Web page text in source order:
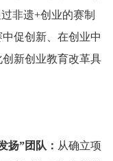
非遗+创业的赛制
促创新、在创业中
新创业教育改革具
”团队： 从确立项